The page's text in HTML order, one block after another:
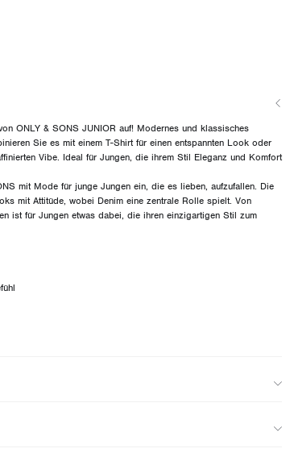
ONLY & SONS JUNIOR auf! Modernes und klassisches
Sie es mit einem T-Shirt für einen entspannten Look oder
Vibe. Ideal für Jungen, die ihrem Stil Eleganz und Komfort
mit Mode für junge Jungen ein, die es lieben, aufzufallen. Die
mit Attitüde, wobei Denim eine zentrale Rolle spielt. Von
ist für Jungen etwas dabei, die ihren einzigartigen Stil zum